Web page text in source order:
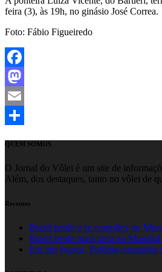
feira (3), às 19h, no ginásio José Correa.
Foto: Fábio Figueiredo
Facebook
Mastodon
Email
QUEM SOMOS
O Jornal do Vôlei é um site de
Além, dos destaques, tanto no vôlei de
Recentes
Brasil perde e se complica no
Brasil perde mais uma no
Em um jogaço, Polônia